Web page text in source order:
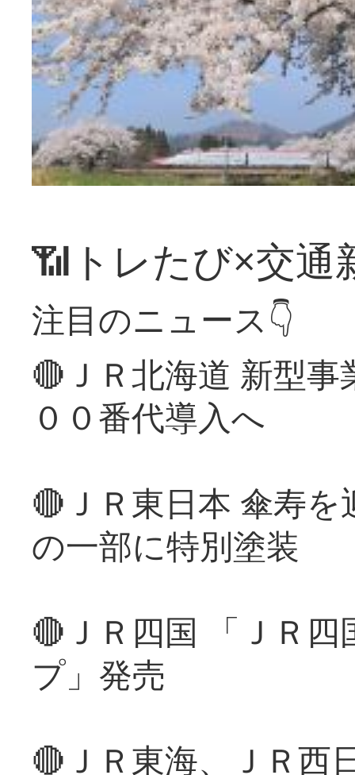
📶トレたび×交通
注目のニュース👇
🔴ＪＲ北海道 新型
００番代導入へ
🔴ＪＲ東日本 傘寿
の一部に特別塗装
🔴ＪＲ四国 「ＪＲ
プ」発売
🔴ＪＲ東海、ＪＲ西